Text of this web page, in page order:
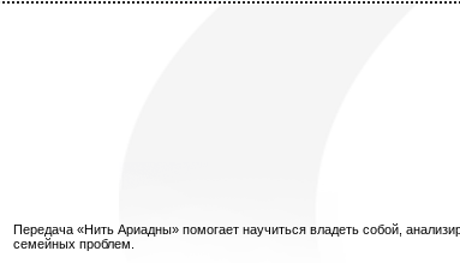
Передача «Нить Ариадны» помогает научиться владеть собой,
семейных проблем.